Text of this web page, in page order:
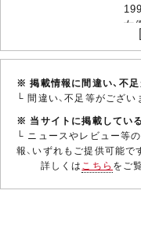
女
て
ラ
ラ
※ 掲載情報に間違い、不
└ 間違い、不足等がござい
※ 当サイトに掲載してい
└ ニュースやレビュー等
報、いずれもご提供可能で
詳しくはこちら をご